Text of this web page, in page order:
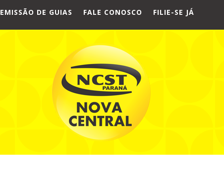
EMISSÃO DE GUIAS FALE CONOSCO FILIE-SE JÁ